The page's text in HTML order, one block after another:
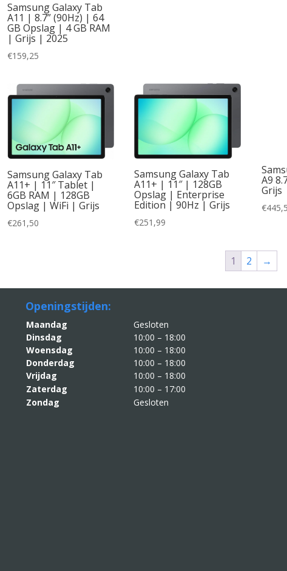
Samsung Galaxy Tab
A11 | 8.7” (90Hz) | 64
GB Opslag | 4 GB RAM
| Grijs | 2025
€159,25
Samsung Galaxy Tab
A11+ | 11″ Tablet |
6GB RAM | 128GB
Opslag | WiFi | Grijs
€261,50
Samsung Galaxy Tab
A11+ | 11″ | 128GB
Opslag | Enterprise
Edition | 90Hz | Grijs
€251,99
A9
Grijs
€
1 2 →
Openingstijden:
Maandag
Gesloten
Dinsdag
10:00 – 18:00
Woensdag
10:00 – 18:00
Donderdag
10:00 – 18:00
Vrijdag
10:00 – 18:00
Zaterdag
10:00 – 17:00
Zondag
Gesloten